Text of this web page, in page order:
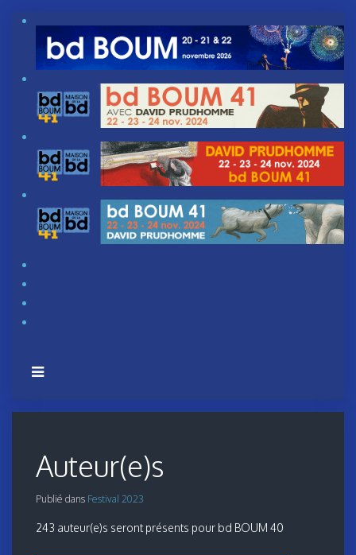
Auteur(e)s
Publié dans Festival 2023
243 auteur(e)s seront présents pour bd BOUM 40